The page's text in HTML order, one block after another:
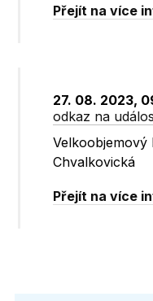
Přejít na více
27. 08. 2023,
odkaz na
Chvalkovická
Přejít na více